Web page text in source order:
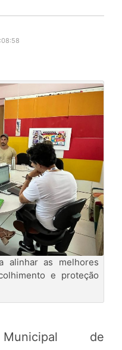
alinhar as melhores
e proteção
de